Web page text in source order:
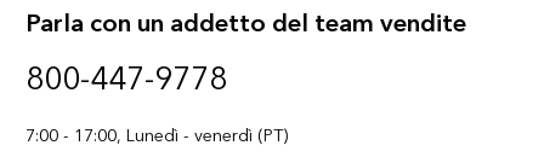
Parla con un addetto del team vendite
800-447-9778
7:00 - 17:00, Lunedì - venerdì (PT)